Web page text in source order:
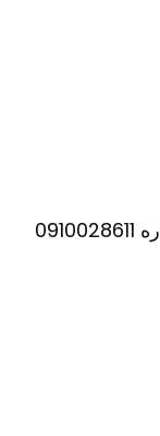
یا میتوانید جهت سفارش کادویی به شماره 0910028611